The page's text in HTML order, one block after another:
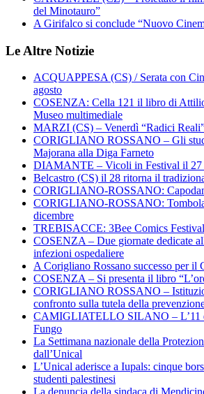
del Minotauro”
A Girifalco si conclude “Nuovo
Le Altre Notizie
ACQUAPPESA (CS) / Serata con
agosto
COSENZA: Cella 121 il libro di
Museo multimediale
MARZI (CS) – Venerdì “Radici
CORIGLIANO ROSSANO – Gli
Majorana alla Diga Farneto
DIAMANTE – Vicoli in Festival il 27
Belcastro (CS) il 28 ritorna il
CORIGLIANO-ROSSANO:
CORIGLIANO-ROSSANO:
dicembre
TREBISACCE: 3Bee Comics
COSENZA – Due giornate dedicate
infezioni ospedaliere
A Corigliano Rossano successo per il
COSENZA – Si presenta il libro
CORIGLIANO ROSSANO –
confronto sulla tutela della
CAMIGLIATELLO SILANO – L’11
Fungo
La Settimana nazionale della
dall’Unical
L’Unical aderisce a Iupals: cinque
studenti palestinesi